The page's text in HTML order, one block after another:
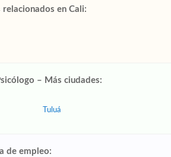
relacionados en Cali:
– Más ciudades:
Tuluá
de empleo: